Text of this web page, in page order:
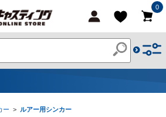
0
ー > ルアー用シンカー